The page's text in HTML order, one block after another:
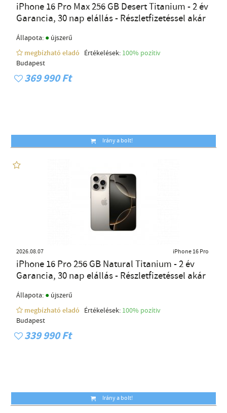
iPhone 16 Pro Max 256 GB Desert Titanium - 2 év
Garancia, 30 nap elállás - Részletfizetéssel akár
Állapota: ● újszerű
megbízható eladó
Értékelések: 100% pozítiv
Budapest
369 990 Ft
Irány a bolt!
2026.08.07 iPhone 16 Pro
iPhone 16 Pro 256 GB Natural Titanium - 2 év
Garancia, 30 nap elállás - Részletfizetéssel akár
Állapota: ● újszerű
megbízható eladó
Értékelések: 100% pozítiv
Budapest
339 990 Ft
Irány a bolt!